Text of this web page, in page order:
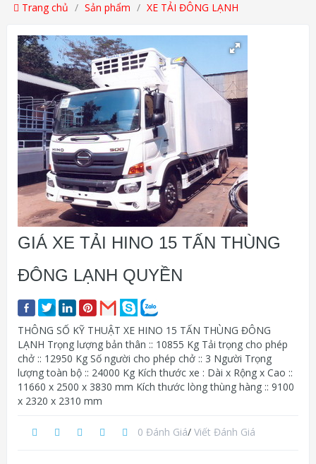
Trang chủ Sản phẩm XE TẢI ĐÔNG LẠNH
GIÁ XE TẢI HINO 15 TẤN THÙNG
ĐÔNG LẠNH QUYỀN
THÔNG SỐ KỸ THUẬT XE HINO 15 TẤN THÙNG ĐÔNG
LẠNH Trọng lượng bản thân :: 10855 Kg Tải trọng cho phép
chở :: 12950 Kg Số người cho phép chở :: 3 Người Trọng
lượng toàn bộ :: 24000 Kg Kích thước xe : Dài x Rộng x Cao ::
11660 x 2500 x 3830 mm Kích thước lòng thùng hàng :: 9100
x 2320 x 2310 mm
0 Đánh Giá/ Viết Đánh Giá